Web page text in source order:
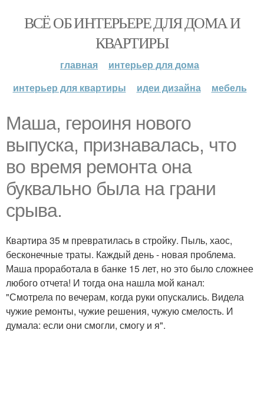
ВСЁ ОБ ИНТЕРЬЕРЕ ДЛЯ ДОМА И
КВАРТИРЫ
главная
интерьер для дома
интерьер для квартиры
идеи дизайна мебель
Маша, героиня нового
выпуска, признавалась, что
во время ремонта она
буквально была на грани
срыва.
Квартира 35 м превратилась в стройку. Пыль, хаос,
бесконечные траты. Каждый день - новая проблема.
Маша проработала в банке 15 лет, но это было сложнее
любого отчета! И тогда она нашла мой канал:
"Смотрела по вечерам, когда руки опускались. Видела
чужие ремонты, чужие решения, чужую смелость. И
думала: если они смогли, смогу и я".